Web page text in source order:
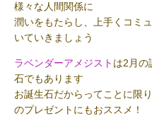
様々な人間関係に
潤いをもたらし、上手くコミ
いていきましょう
ラベンダーアメジスト は2月の
石でもあります
お誕生石だからってことに限
のプレゼントにもおススメ！